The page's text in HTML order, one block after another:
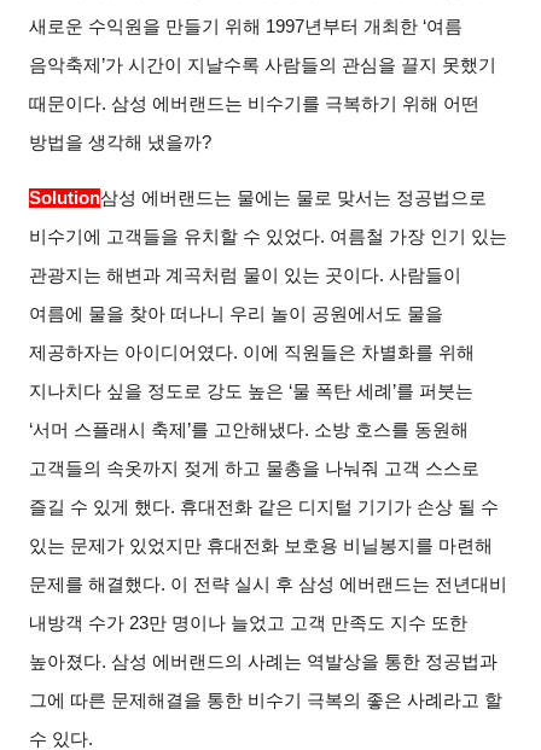
새로운 수익원을 만들기 위해 1997년부터 개최한 ‘여름
음악축제’가 시간이 지날수록 사람들의 관심을 끌지 못했기
때문이다. 삼성 에버랜드는 비수기를 극복하기 위해 어떤
방법을 생각해 냈을까?
Solution삼성 에버랜드는 물에는 물로 맞서는 정공법으로
비수기에 고객들을 유치할 수 있었다. 여름철 가장 인기 있는
관광지는 해변과 계곡처럼 물이 있는 곳이다. 사람들이
여름에 물을 찾아 떠나니 우리 놀이 공원에서도 물을
제공하자는 아이디어였다. 이에 직원들은 차별화를 위해
지나치다 싶을 정도로 강도 높은 ‘물 폭탄 세례’를 퍼붓는
‘서머 스플래시 축제’를 고안해냈다. 소방 호스를 동원해
고객들의 속옷까지 젖게 하고 물총을 나눠줘 고객 스스로
즐길 수 있게 했다. 휴대전화 같은 디지털 기기가 손상 될 수
있는 문제가 있었지만 휴대전화 보호용 비닐봉지를 마련해
문제를 해결했다. 이 전략 실시 후 삼성 에버랜드는 전년대비
내방객 수가 23만 명이나 늘었고 고객 만족도 지수 또한
높아졌다. 삼성 에버랜드의 사례는 역발상을 통한 정공법과
그에 따른 문제해결을 통한 비수기 극복의 좋은 사례라고 할
수 있다.